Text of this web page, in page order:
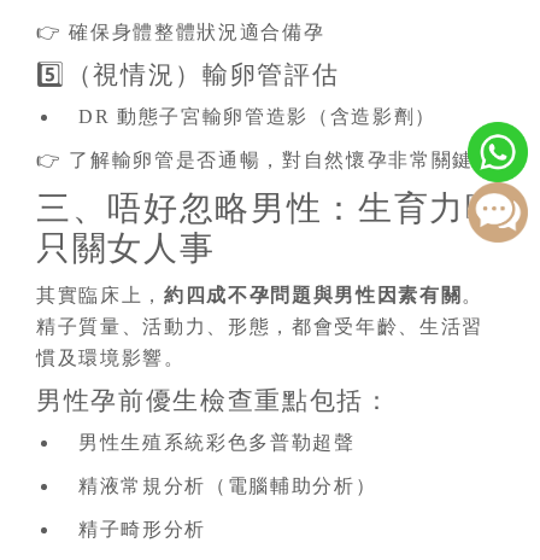
👉 確保身體整體狀況適合備孕
5️⃣（視情況）輸卵管評估
DR 動態子宮輸卵管造影（含造影劑）
👉 了解輸卵管是否通暢，對自然懷孕非常關鍵
三、唔好忽略男性：生育力唔
只關女人事
其實臨床上，約四成不孕問題與男性因素有關 。
精子質量、活動力、形態，都會受年齡、生活習
慣及環境影響。
男性孕前優生檢查重點包括：
男性生殖系統彩色多普勒超聲
精液常規分析（電腦輔助分析）
精子畸形分析